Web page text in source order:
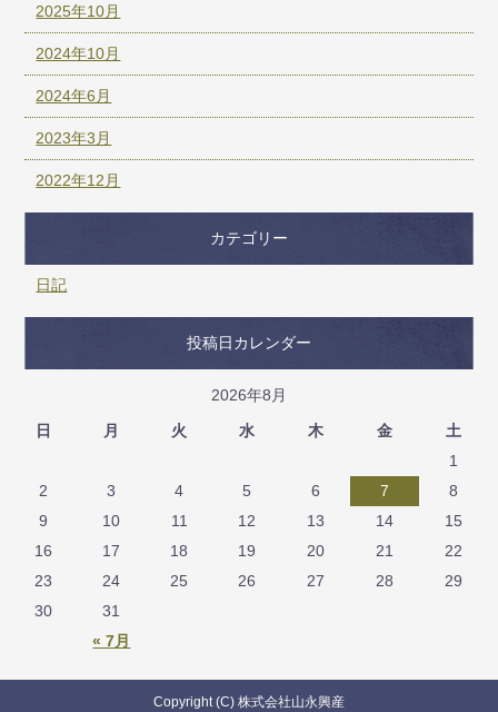
2025年10月
2024年10月
2024年6月
2023年3月
2022年12月
カテゴリー
日記
投稿日カレンダー
2026年8月
日
月 火 水 木 金 土
« 7月
1
2
3 4 5 6 7
8
9
10 11 12 13 14
15
16
17 18 19 20 21
22
23
24 25 26 27 28
29
30
31
Copyright (C) 株式会社山永興産